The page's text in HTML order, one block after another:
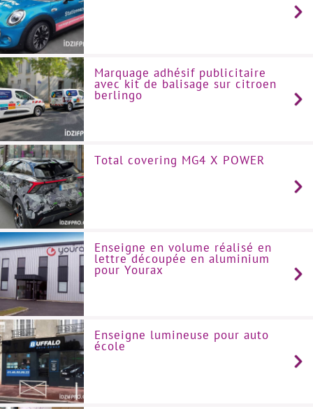
Marquage adhésif publicitaire
avec kit de balisage sur citroen
berlingo
Total covering MG4 X POWER
Enseigne en volume réalisé en
lettre découpée en aluminium
pour Yourax
Enseigne lumineuse pour auto
école